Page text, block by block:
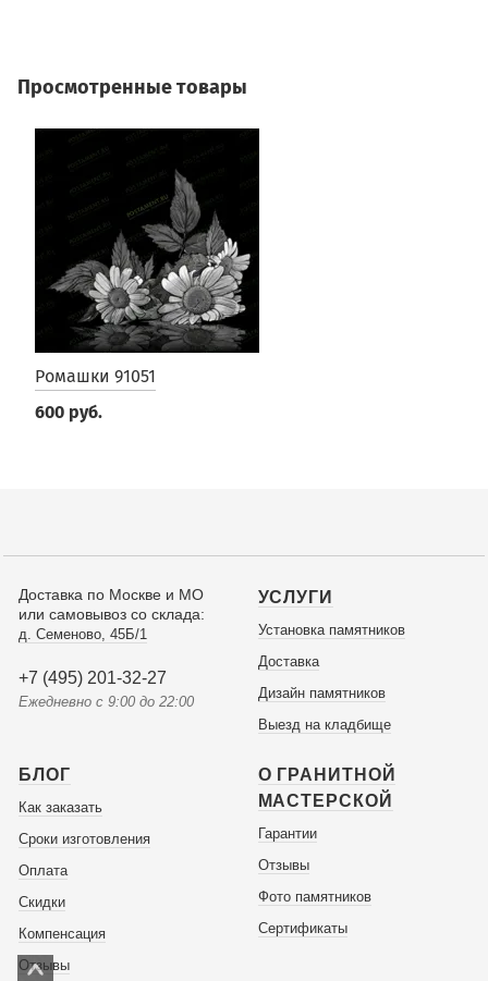
Просмотренные товары
Ромашки 91051
600 руб.
Доставка по Москве и МО
или самовывоз со склада:
д. Семеново, 45Б/1
+7 (495) 201-32-27
Ежедневно с 9:00 до 22:00
УСЛУГИ
Установка памятников
Доставка
Дизайн памятников
Выезд на кладбище
БЛОГ
Как заказать
Сроки изготовления
Оплата
Скидки
Компенсация
Отзывы
О ГРАНИТНОЙ
МАСТЕРСКОЙ
Гарантии
Отзывы
Фото памятников
Сертификаты